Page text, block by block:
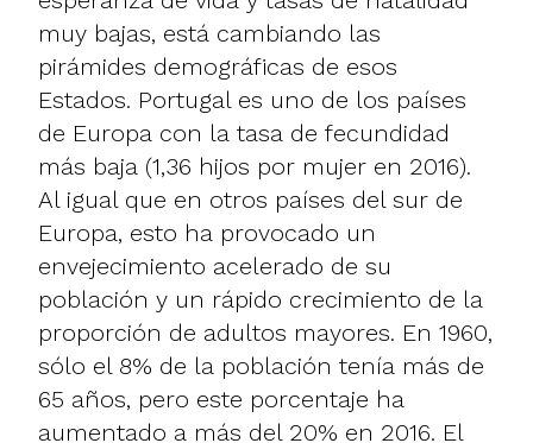
muy bajas, está cambiando las
pirámides demográficas de esos
Estados. Portugal es uno de los países
de Europa con la tasa de fecundidad
más baja (1,36 hijos por mujer en 2016).
Al igual que en otros países del sur de
Europa, esto ha provocado un
envejecimiento acelerado de su
población y un rápido crecimiento de la
proporción de adultos mayores. En 1960,
sólo el 8% de la población tenía más de
65 años, pero este porcentaje ha
aumentado a más del 20% en 2016. El